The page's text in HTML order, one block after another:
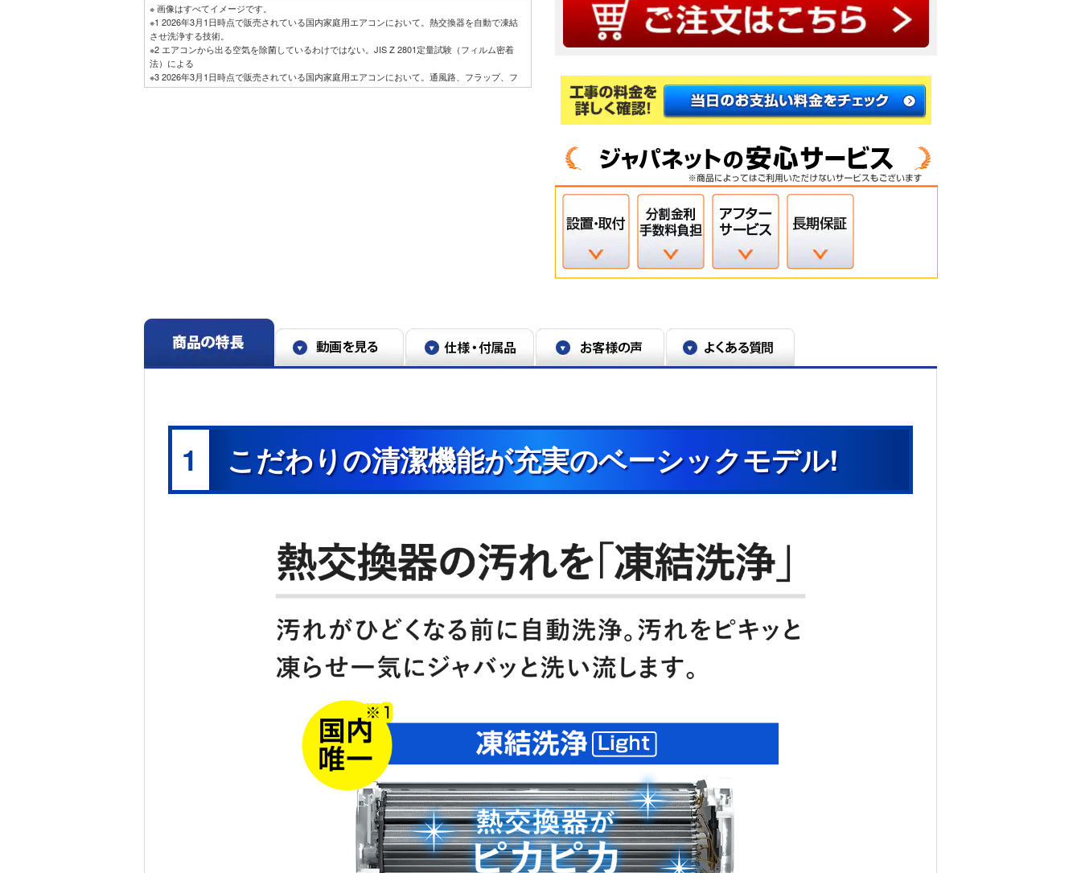
※ 画像はすべてイメージです。
※1 2026年3月1日時点で販売されている国内家庭用エアコンにおいて。熱交換器を自動で凍結
させ洗浄する技術。
※2 エアコンから出る空気を除菌しているわけではない。JIS Z 2801定量試験（フィルム密着
法）による
※3 2026年3月1日時点で販売されている国内家庭用エアコンにおいて。通風路、フラップ、フ
ィルターにステンレスを採用。
1 こだわりの清潔機能が充実のベーシックモデル!